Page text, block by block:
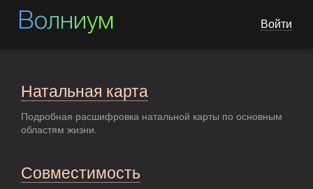
Волниум Войти
Натальная карта
Подробная расшифровка натальной карты по основным
областям жизни.
Совместимость